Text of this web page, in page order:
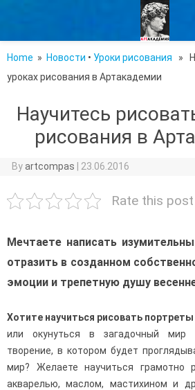
Home » Новости • Уроки рисования »
уроках рисования в Артакадемии
Научитесь
рисования в
Byartcompas | 23.06.2016
Rate this post
Мечтаете написать
отразить в созданном
эмоции и трепетную душу
Хотите научиться рисовать портреты
или окунуться в загадочный мир
творение, в котором будет
мир? Желаете научиться грамотно
акварелью, маслом, мастихином и